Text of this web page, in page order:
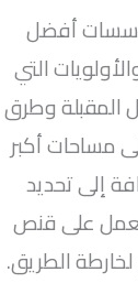
أفضل
التي
المقبلة وطرق
مساحات أكبر
إلى تحديد
على قنص
الطريق.